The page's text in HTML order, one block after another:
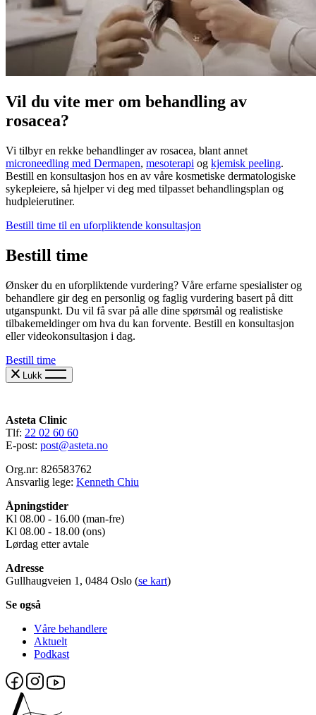
Vil du vite mer om behandling av
rosacea?
Vi tilbyr en rekke behandlinger av rosacea, blant annet
microneedling med Dermapen, mesoterapi og kjemisk peeling.
Bestill en konsultasjon hos en av våre kosmetiske dermatologiske
sykepleiere, så hjelper vi deg med tilpasset behandlingsplan og
hudpleierutiner.
Bestill time til en uforpliktende konsultasjon
Bestill time
Ønsker du en uforpliktende vurdering? Våre erfarne spesialister og
behandlere gir deg en personlig og faglig vurdering basert på ditt
utganspunkt. Du vil få svar på alle dine spørsmål og realistiske
tilbakemeldinger om hva du kan forvente. Bestill en konsultasjon
eller videokonsultasjon i dag.
Bestill time
Lukk
Asteta Clinic
Tlf: 22 02 60 60
E-post: post@asteta.no
Org.nr: 826583762
Ansvarlig lege: Kenneth Chiu
Åpningstider
Kl 08.00 - 16.00 (man-fre)
Kl 08.00 - 18.00 (ons)
Lørdag etter avtale
Adresse
Gullhaugveien 1, 0484 Oslo (se kart)
Se også
Våre behandlere
Aktuelt
Podkast